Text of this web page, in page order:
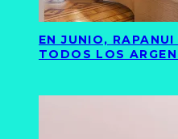
EN JUNIO,
TODOS LOS